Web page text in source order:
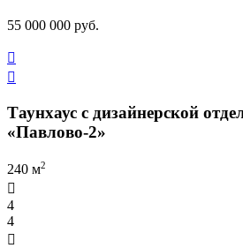
55 000 000 руб.


Таунхаус с дизайнерской
«Павлово-2»
240 м2

4
4
